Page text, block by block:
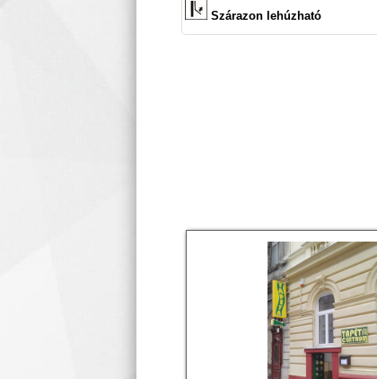
Szárazon lehúzható